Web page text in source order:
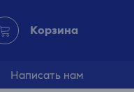
Корзина
Написать нам